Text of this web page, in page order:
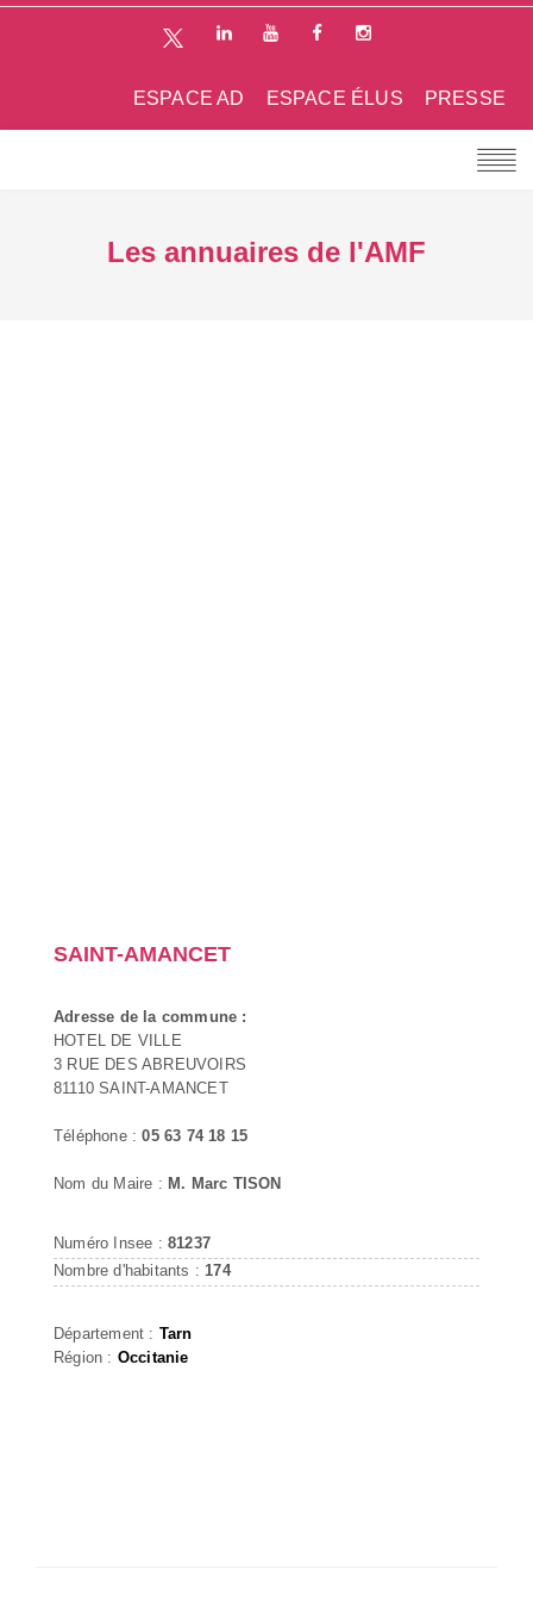
PRESSE
ESPACE ÉLUS
ESPACE AD
Les annuaires de l'AMF
SAINT-AMANCET
Adresse de la commune :
HOTEL DE VILLE
3 RUE DES ABREUVOIRS
81110 SAINT-AMANCET
Téléphone :05 63 74 18 15
Nom du Maire : M. Marc TISON
Numéro Insee : 81237
Nombre d'habitants : 174
Département : Tarn
Région : Occitanie